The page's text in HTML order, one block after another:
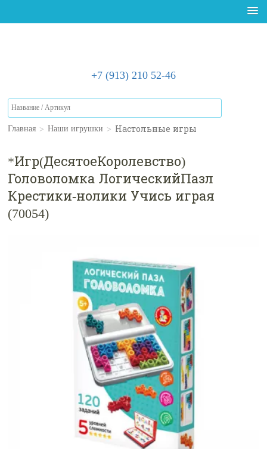
+7 (913) 210 52-46
Главная > Наши игрушки > Настольные игры
*Игр(ДесятоеКоролевство)
Головоломка ЛогическийПазл
Крестики-нолики Учись играя
(70054)